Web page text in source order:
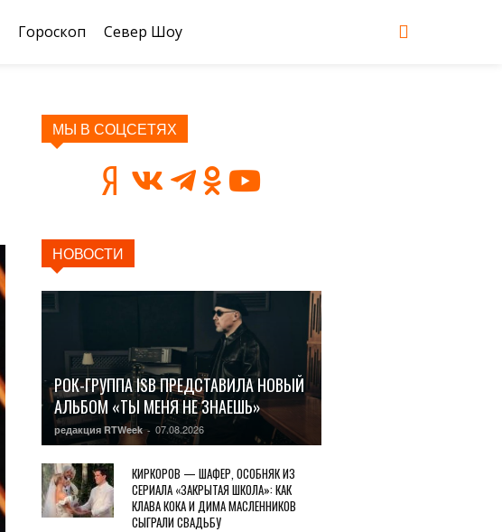
Гороскоп Север Шоу
МЫ В СОЦСЕТЯХ
НОВОСТИ
РОК-ГРУППА ISB ПРЕДСТАВИЛА НОВЫЙ
АЛЬБОМ «ТЫ МЕНЯ НЕ ЗНАЕШЬ»
редакция RTWeek - 07.08.2026
КИРКОРОВ — ШАФЕР, ОСОБНЯК ИЗ
СЕРИАЛА «ЗАКРЫТАЯ ШКОЛА»: КАК
КЛАВА КОКА И ДИМА МАСЛЕННИКОВ
СЫГРАЛИ СВАДЬБУ